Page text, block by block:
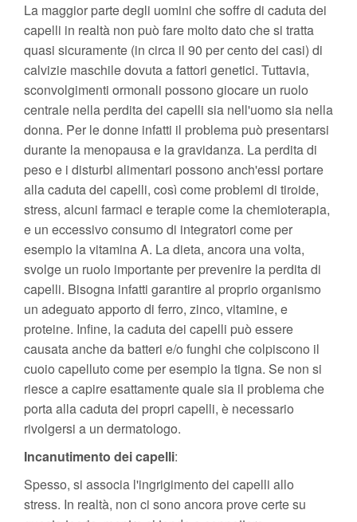
La maggior parte degli uomini che soffre di caduta dei
capelli in realtà non può fare molto dato che si tratta
quasi sicuramente (in circa il 90 per cento dei casi) di
calvizie maschile dovuta a fattori genetici. Tuttavia,
sconvolgimenti ormonali possono giocare un ruolo
centrale nella perdita dei capelli sia nell'uomo sia nella
donna. Per le donne infatti il problema può presentarsi
durante la menopausa e la gravidanza. La perdita di
peso e i disturbi alimentari possono anch'essi portare
alla caduta dei capelli, così come problemi di tiroide,
stress, alcuni farmaci e terapie come la chemioterapia,
e un eccessivo consumo di integratori come per
esempio la vitamina A. La dieta, ancora una volta,
svolge un ruolo importante per prevenire la perdita di
capelli. Bisogna infatti garantire al proprio organismo
un adeguato apporto di ferro, zinco, vitamine, e
proteine. Infine, la caduta dei capelli può essere
causata anche da batteri e/o funghi che colpiscono il
cuoio capelluto come per esempio la tigna. Se non si
riesce a capire esattamente quale sia il problema che
porta alla caduta dei propri capelli, è necessario
rivolgersi a un dermatologo.
Incanutimento dei capelli:
Spesso, si associa l'ingrigimento dei capelli allo
stress. In realtà, non ci sono ancora prove certe su